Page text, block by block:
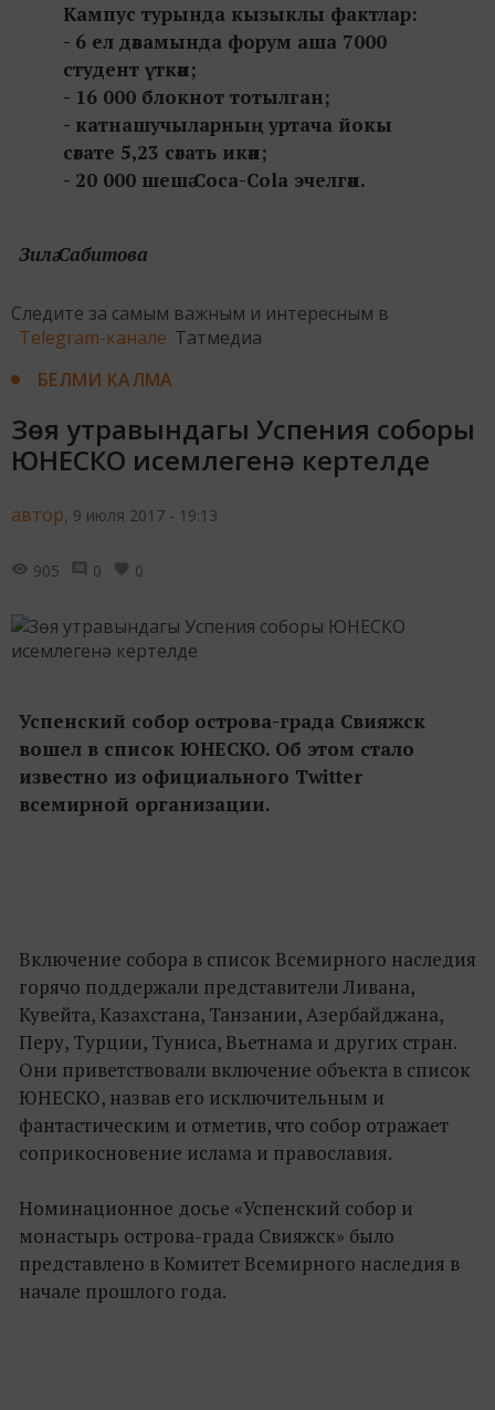
Кампус турында кызыклы фактлар:
- 6 ел дәвамында форум аша 7000
студент үткән;
- 16 000 блокнот тотылган;
- катнашучыларның уртача йокы
сәгате 5,23 сәгать икән;
- 20 000 шешә Coca-Cola эчелгән.
Зилә Сабитова
Следите за самым важным и интересным в
Telegram-канале Татмедиа
БЕЛМИ КАЛМА
Зөя утравындагы Успения соборы
ЮНЕСКО исемлегенә кертелде
автор, 9 июля 2017 - 19:13
905 0 0
Успенский собор острова-града Свияжск
вошел в список ЮНЕСКО. Об этом стало
известно из официального Twitter
всемирной организации.
Включение собора в список Всемирного наследия
горячо поддержали представители Ливана,
Кувейта, Казахстана, Танзании, Азербайджана,
Перу, Турции, Туниса, Вьетнама и других стран.
Они приветствовали включение объекта в список
ЮНЕСКО, назвав его исключительным и
фантастическим и отметив, что собор отражает
соприкосновение ислама и православия.
Номинационное досье «Успенский собор и
монастырь острова-града Свияжск» было
представлено в Комитет Всемирного наследия в
начале прошлого года.